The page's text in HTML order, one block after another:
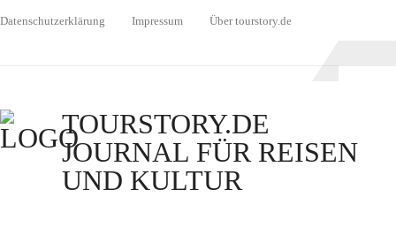
Datenschutzerklärung Impressum Über tourstory.de
TOURSTORY.DE
JOURNAL FÜR REISEN
UND KULTUR